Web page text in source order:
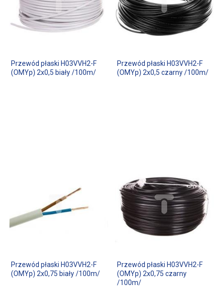
Przewód płaski H03VVH2-F
(OMYp) 2x0,5 biały /100m/
Przewód płaski H03VVH2-F
(OMYp) 2x0,5 czarny /100m/
Przewód płaski H03VVH2-F
(OMYp) 2x0,75 biały /100m/
Przewód płaski H03VVH2-F
(OMYp) 2x0,75 czarny
/100m/